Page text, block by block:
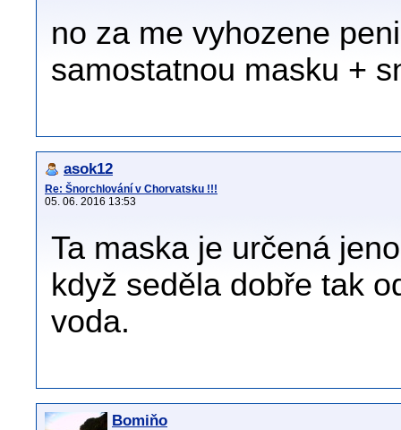
no za me vyhozene
samostatnou masku +
asok12
Re: Šnorchlování v Chorvatsku !!!
05. 06. 2016 13:53
Ta maska je určená
když seděla dobře tak
voda.
Bomiňo